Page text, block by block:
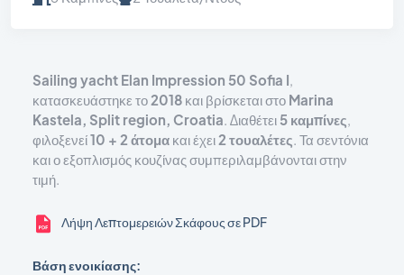
Sailing yacht Elan Impression 50 Sofia I,
κατασκευάστηκε το2018 και βρίσκεται στο Marina
Kastela, Split region, Croatia. Διαθέτει 5 καμπίνες,
φιλοξενεί10 + 2 άτομα και έχει2 τουαλέτες. Τα σεντόνια
και ο εξοπλισμός κουζίνας συμπεριλαμβάνονται στην
τιμή.
Λήψη Λεπτομερειών Σκάφους σε PDF
Βάση ενοικίασης: